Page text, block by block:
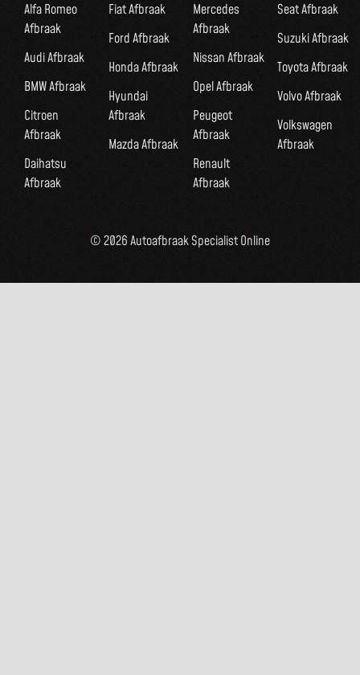
Alfa Romeo
Afbraak
Audi Afbraak
BMW Afbraak
Citroen
Afbraak
Daihatsu
Afbraak
Fiat Afbraak
Ford Afbraak
Honda Afbraak
Hyundai
Afbraak
Mazda Afbraak
Mercedes
Afbraak
Nissan Afbraak
Opel Afbraak
Peugeot
Afbraak
Renault
Afbraak
Seat Afbraak
Suzuki Afbraak
Toyota Afbraak
Volvo Afbraak
Volkswagen
Afbraak
© 2026 Autoafbraak Specialist Online